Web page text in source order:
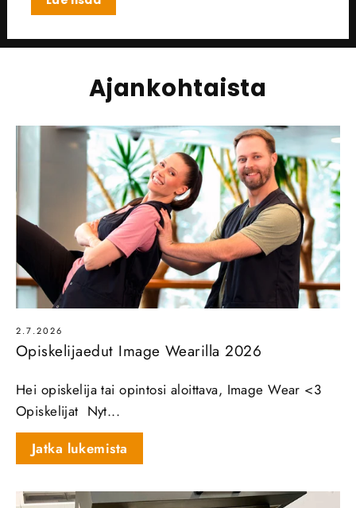
Ajankohtaista
2.7.2026
Opiskelijaedut Image Wearilla 2026
Hei opiskelija tai opintosi aloittava, Image Wear <3
Opiskelijat Nyt...
Jatka lukemista